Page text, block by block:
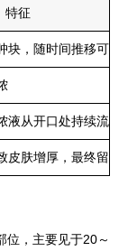
特征
块，随时间推移可能
液从开口处持续流出
皮肤增厚，最终留下
位，主要见于20～